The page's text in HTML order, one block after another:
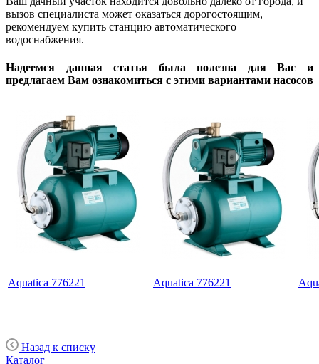
вызов специалиста может оказаться дорогостоящим,
рекомендуем купить станцию автоматического
водоснабжения.
Надеемся данная статья была полезна для Вас и
предлагаем Вам ознакомиться с этими вариантами насосов
Aquatica 776221 Aquatica 776221
Назад к списку
Каталог